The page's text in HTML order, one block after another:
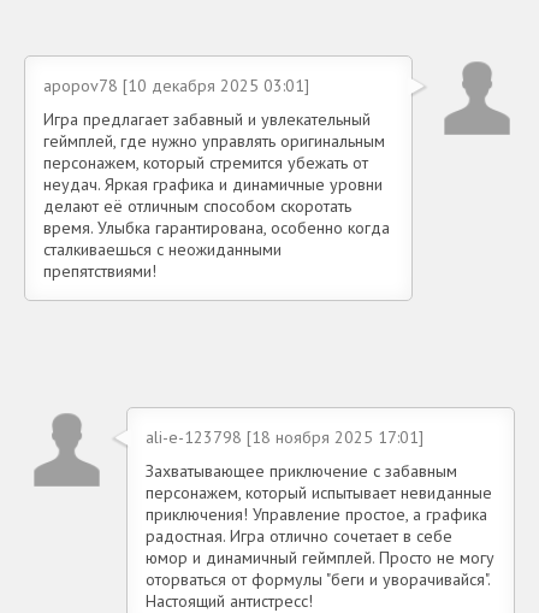
apopov78 [10 декабря 2025 03:01]
Игра предлагает забавный и увлекательный
геймплей, где нужно управлять оригинальным
персонажем, который стремится убежать от
неудач. Яркая графика и динамичные уровни
делают её отличным способом скоротать
время. Улыбка гарантирована, особенно когда
сталкиваешься с неожиданными
препятствиями!
ali-e-123798 [18 ноября 2025 17:01]
Захватывающее приключение с забавным
персонажем, который испытывает невиданные
приключения! Управление простое, а графика
радостная. Игра отлично сочетает в себе
юмор и динамичный геймплей. Просто не могу
оторваться от формулы "беги и уворачивайся".
Настоящий антистресс!